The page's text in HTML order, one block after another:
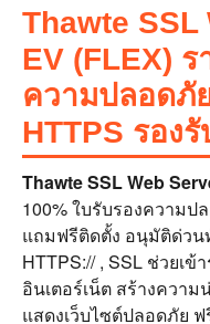
Thawte SSL
EV (FLEX)
ความปลอดภั
HTTPS รอง
Thawte SSL Web
100% ใบรับรองความ
แถมฟรีติดตั้ง อนุมัติด่วน
HTTPS:// , SSL ช่วยเ
อินเตอร์เน็ต สร้างควา
แสดงเว็บไซต์ปลอดภัย